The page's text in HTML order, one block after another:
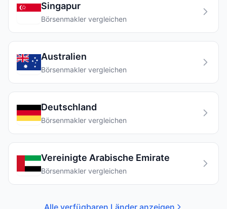
Singapur
Börsenmakler vergleichen
Australien
Börsenmakler vergleichen
Deutschland
Börsenmakler vergleichen
Vereinigte Arabische Emirate
Börsenmakler vergleichen
Alle verfügbaren Länder anzeigen